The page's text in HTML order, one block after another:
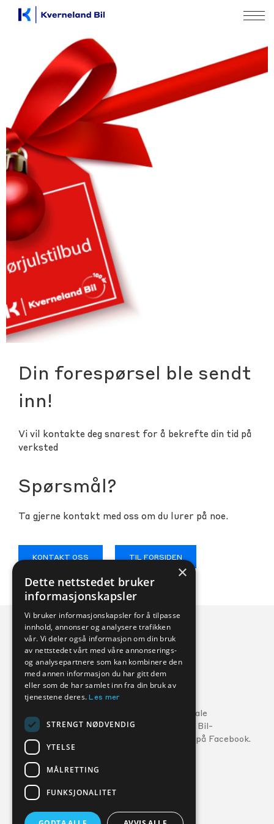
Din forespørsel ble sendt
inn!
Vi vil kontakte deg snarest for å bekrefte din tid på
verksted
Spørsmål?
Ta gjerne kontakt med oss om du lurer på noe.
KONTAKT OSS TIL FORSIDEN
Veihjelp:
MG: 22 22 27 15
Volvo: 800 30 060
Følg din lokale
Kverneland Bil-
forhandler på Facebook.
FORHANDLERE
×
Dette nettstedet bruker
informasjonskapsler
Vi bruker informasjonskapsler for å tilpasse
innhold, annonser og analysere trafikken
vår. Vi deler også informasjon om din bruk
av nettstedet vårt med våre annonserings-
og analysepartnere som kan kombinere den
med annen informasjon du har gitt dem
eller som de har samlet inn fra din bruk av
tjenestene deres.Les mer
STRENGT NØDVENDIG
YTELSE
MÅLRETTING
FUNKSJONALITET